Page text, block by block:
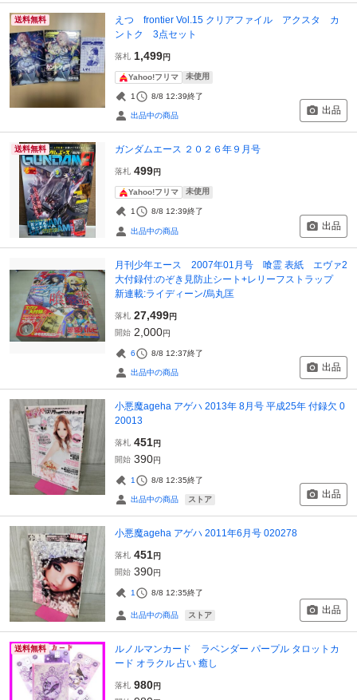
送料無料
えつ frontier Vol.15 クリアファイル アクスタ カ
ントク 3点セット
落札 1,499円
Yahoo!フリマ 未使用
1 8/8 12:39終了
出品中の商品 出品
送料無料 ガンダムエース ２０２６年９月号
落札 499円
Yahoo!フリマ 未使用
1 8/8 12:39終了
出品中の商品 出品
月刊少年エース 2007年01月号 喰霊 表紙 エヴァ2
大付録付:のぞき見防止シート+レリーフストラップ
新連載:ライディーン/烏丸匡
落札 27,499円
開始 2,000円
6 8/8 12:37終了
出品中の商品 出品
小悪魔ageha アゲハ 2013年 8月号 平成25年 付録欠 0
20013
落札 451円
開始 390円
1 8/8 12:35終了
出品中の商品 ストア 出品
小悪魔ageha アゲハ 2011年6月号 020278
落札 451円
開始 390円
1 8/8 12:35終了
出品中の商品 ストア 出品
送料無料
ルノルマンカード ラベンダー パープル タロットカ
ード オラクル 占い 癒し
落札 980円